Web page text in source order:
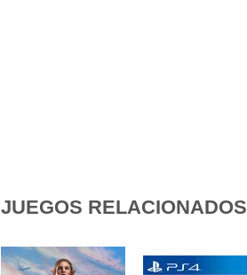
JUEGOS RELACIONADOS